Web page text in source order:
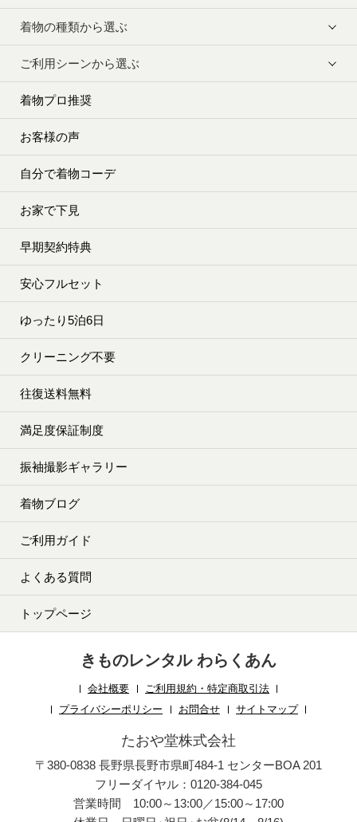
着物の種類から選ぶ
ご利用シーンから選ぶ
着物プロ推奨
お客様の声
自分で着物コーデ
お家で下見
早期契約特典
安心フルセット
ゆったり5泊6日
クリーニング不要
往復送料無料
満足度保証制度
振袖撮影ギャラリー
着物ブログ
ご利用ガイド
よくある質問
トップページ
きものレンタル わらくあん
会社概要
ご利用規約・特定商取引法
プライバシーポリシー
お問合せ サイトマップ
たおや堂株式会社
〒380-0838 長野県長野市県町484-1 センターBOA 201
フリーダイヤル：0120-384-045
営業時間 10:00～13:00／15:00～17:00